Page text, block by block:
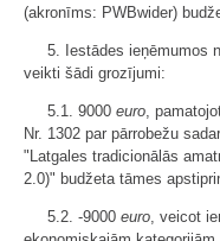
(akronīms: PWBwider)
5. Iestādes ieņēmumos
veikti šādi grozījumi:
5.1. 9000 euro ,
Nr. 1302 par pārrobežu
"Latgales tradicionālās
2.0)" budžeta tāmes
5.2. -9000 euro , veicot